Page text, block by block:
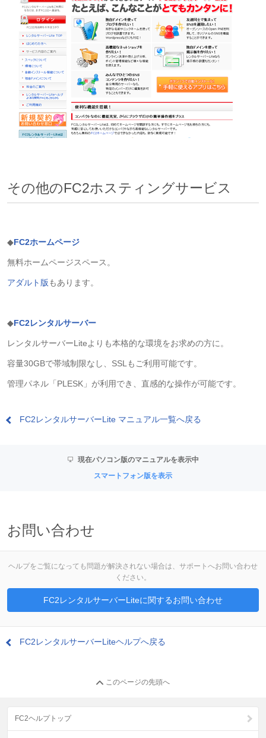
その他のFC2ホスティングサービス
◆FC2ホームページ
無料ホームページスペース。
アダルト版もあります。
◆FC2レンタルサーバー
レンタルサーバーLiteよりも本格的な環境をお求めの方に。
容量30GBで帯域制限なし、SSLもご利用可能です。
管理パネル「PLESK」が利用でき、直感的な操作が可能です。
FC2レンタルサーバーLite マニュアル一覧へ戻る
現在パソコン版のマニュアルを表示中
スマートフォン版を表示
お問い合わせ
ヘルプをご覧になっても問題が解決されない場合は、サポートへお問い合わせ
ください。
FC2レンタルサーバーLiteに関するお問い合わせ
FC2レンタルサーバーLiteヘルプへ戻る
このページの先頭へ
FC2ヘルプトップ